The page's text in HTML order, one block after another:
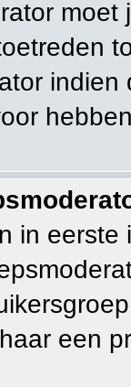
in
een